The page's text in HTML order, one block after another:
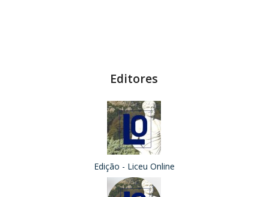
Editores
Edição - Liceu Online